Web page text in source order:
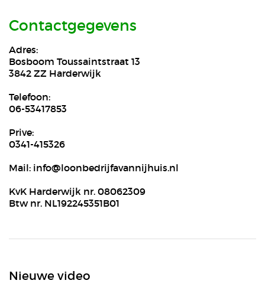
Contactgegevens
Adres:
Bosboom Toussaintstraat 13
3842 ZZ Harderwijk
Telefoon:
06-53417853
Prive:
0341-415326
Mail: info@loonbedrijfavannijhuis.nl
KvK Harderwijk nr. 08062309
Btw nr. NL192245351B01
Nieuwe video